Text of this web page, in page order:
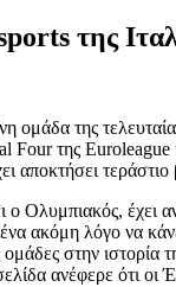
της
ομάδα της
Four της
αποκτήσει
Ολυμπιακός, έχει
ακόμη λόγο να
ομάδες στην
ανέφερε ότι